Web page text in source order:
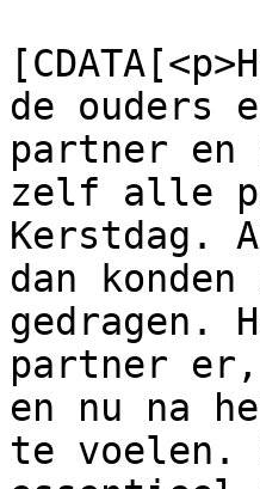
de
partner en
zelf alle
Kerstdag.
dan
gedragen.
partner
en nu na
te voelen.